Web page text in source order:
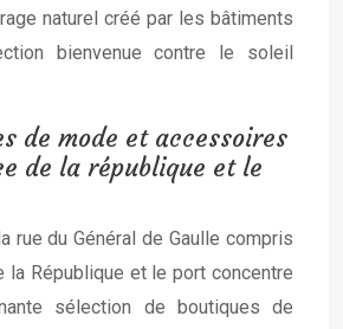
naturel créé par les bâtiments
bienvenue contre le soleil
de mode et accessoires
de la république et le
rue du Général de Gaulle compris
la République et le port concentre
sélection de boutiques de